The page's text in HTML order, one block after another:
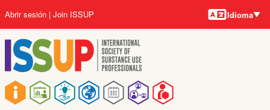
al
contenido
principal
Main
navigation
User
account
menu
Abrir sesión Join ISSUP Idiomas
Idioma